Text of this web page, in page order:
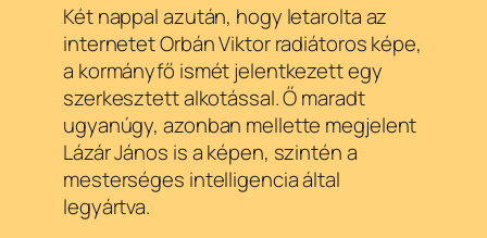
Két nappal azután, hogy letarolta az
internetet Orbán Viktor radiátoros képe,
a kormányfő ismét jelentkezett egy
szerkesztett alkotással. Ő maradt
ugyanúgy, azonban mellette megjelent
Lázár János is a képen, szintén a
mesterséges intelligencia által
legyártva.